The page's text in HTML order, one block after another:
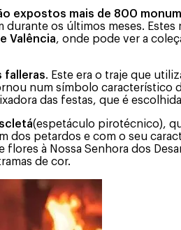
expostos mais de 800
os últimos meses.
Valência, onde pode ver a
falleras. Este era o traje que
num símbolo
das festas, que é
(espetáculo pirotécnico),
dos petardos e com o seu
flores à Nossa Senhora dos
de cor.